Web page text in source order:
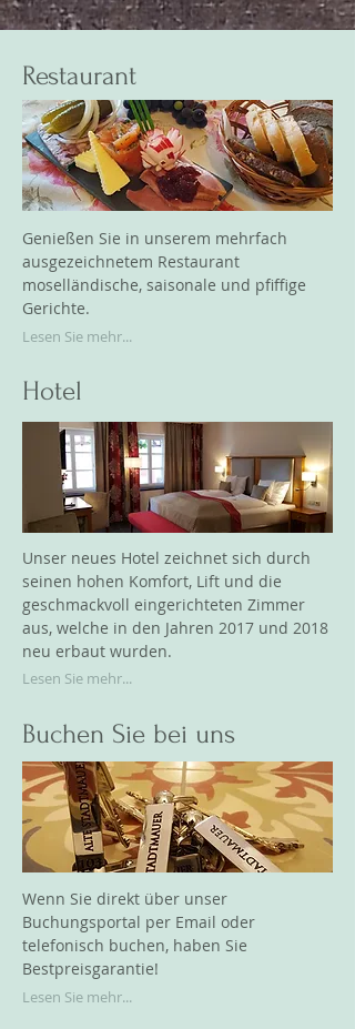
Restaurant
Genießen Sie in unserem mehrfach
ausgezeichnetem Restaurant
moselländische, saisonale und pfiffige
Gerichte.
Lesen Sie mehr...
Hotel
Unser neues Hotel zeichnet sich durch
seinen hohen Komfort, Lift und die
geschmackvoll eingerichteten Zimmer
aus, welche in den Jahren 2017 und 2018
neu erbaut wurden.
Lesen Sie mehr...
Buchen Sie bei uns
Wenn Sie direkt über unser
Buchungsportal per Email oder
telefonisch buchen, haben Sie
Bestpreisgarantie!
Lesen Sie mehr...